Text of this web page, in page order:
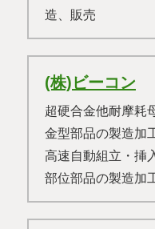
造、販売
(株)ビーコン
超硬合金他耐摩耗
金型部品の製造加
高速自動組立・挿
部位部品の製造加